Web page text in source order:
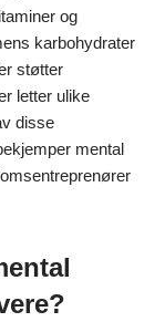
og
karbohydrater
støtter
letter ulike
disse
mental